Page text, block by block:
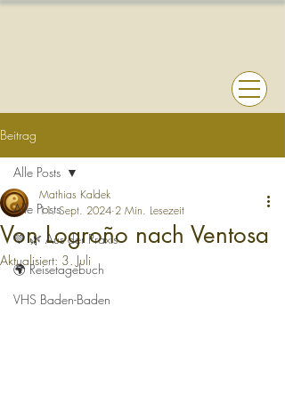
Beitrag
Alle Posts
💚 🌿 Aus der Praxis
🌍 Reisetagebuch
VHS Baden-Baden
Alle Posts
Von Logroño nach Ventosa
Mathias Kaldek
11. Sept. 2024 2 Min. Lesezeit
Aktualisiert: 3. Juli